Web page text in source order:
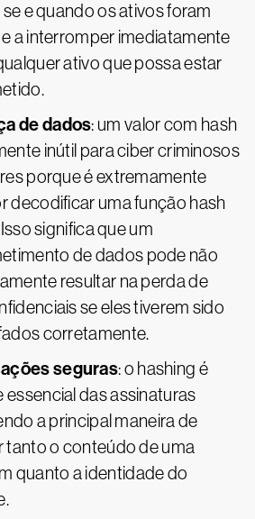
e quando os ativos foram
a interromper imediatamente
ativo que possa estar
de dados: um valor com hash
inútil para ciber criminosos
porque é extremamente
decodificar uma função hash
significa que um
de dados pode não
resultar na perda de
se eles tiverem sido
corretamente.
seguras: o hashing é
essencial das assinaturas
a principal maneira de
tanto o conteúdo de uma
quanto a identidade do